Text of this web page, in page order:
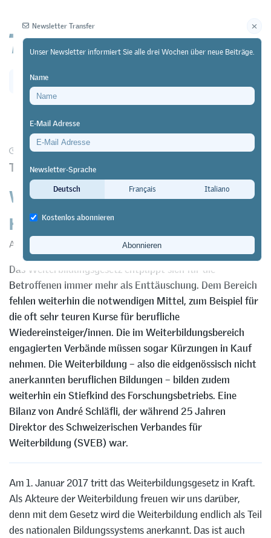
01/04/16 Diskussion https://doi.org/10.64829/362
Thesen und Reflexionen
Weiterbildungsgesetz: Enttäuschte
Hoffnungen
André Schläfli
Das Weiterbildungsgesetz entpuppt sich für die
Betroffenen immer mehr als Enttäuschung. Dem Bereich
fehlen weiterhin die notwendigen Mittel, zum Beispiel für
die oft sehr teuren Kurse für berufliche
Wiedereinsteiger/innen. Die im Weiterbildungsbereich
engagierten Verbände müssen sogar Kürzungen in Kauf
nehmen. Die Weiterbildung – also die eidgenössisch nicht
anerkannten beruflichen Bildungen – bilden zudem
weiterhin ein Stiefkind des Forschungsbetriebs. Eine
Bilanz von André Schläfli, der während 25 Jahren
Direktor des Schweizerischen Verbandes für
Weiterbildung (SVEB) war.
Am 1. Januar 2017 tritt das Weiterbildungsgesetz in Kraft.
Als Akteure der Weiterbildung freuen wir uns darüber,
denn mit dem Gesetz wird die Weiterbildung endlich als Teil
des nationalen Bildungssystems anerkannt. Das ist auch
Newsletter Transfer
Unser Newsletter informiert Sie alle drei Wochen über neue Beiträge.
Name
E-Mail Adresse
Newsletter-Sprache
Deutsch
Français Italiano
Kostenlos abonnieren